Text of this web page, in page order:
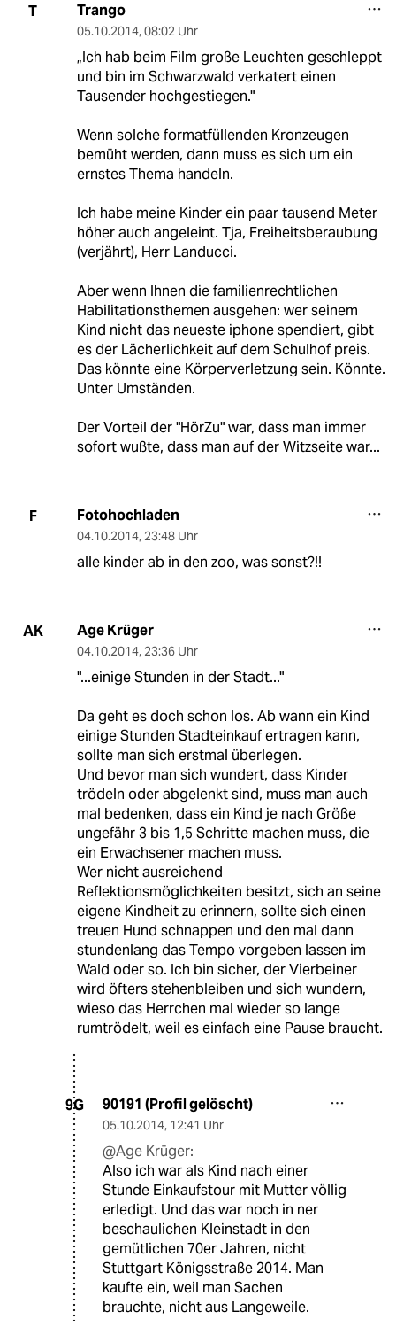
T Trango
05.10.2014, 08:02 Uhr
„Ich hab beim Film große Leuchten geschleppt
und bin im Schwarzwald verkatert einen
Tausender hochgestiegen."
Wenn solche formatfüllenden Kronzeugen
bemüht werden, dann muss es sich um ein
ernstes Thema handeln.
Ich habe meine Kinder ein paar tausend Meter
höher auch angeleint. Tja, Freiheitsberaubung
(verjährt), Herr Landucci.
Aber wenn Ihnen die familienrechtlichen
Habilitationsthemen ausgehen: wer seinem
Kind nicht das neueste iphone spendiert, gibt
es der Lächerlichkeit auf dem Schulhof preis.
Das könnte eine Körperverletzung sein. Könnte.
Unter Umständen.
Der Vorteil der "HörZu" war, dass man immer
sofort wußte, dass man auf der Witzseite war...
F Fotohochladen
04.10.2014, 23:48 Uhr
alle kinder ab in den zoo, was sonst?!!
AK Age Krüger
04.10.2014, 23:36 Uhr
"...einige Stunden in der Stadt..."
Da geht es doch schon los. Ab wann ein Kind
einige Stunden Stadteinkauf ertragen kann,
sollte man sich erstmal überlegen.
Und bevor man sich wundert, dass Kinder
trödeln oder abgelenkt sind, muss man auch
mal bedenken, dass ein Kind je nach Größe
ungefähr 3 bis 1,5 Schritte machen muss, die
ein Erwachsener machen muss.
Wer nicht ausreichend
Reflektionsmöglichkeiten besitzt, sich an seine
eigene Kindheit zu erinnern, sollte sich einen
treuen Hund schnappen und den mal dann
stundenlang das Tempo vorgeben lassen im
Wald oder so. Ich bin sicher, der Vierbeiner
wird öfters stehenbleiben und sich wundern,
wieso das Herrchen mal wieder so lange
rumtrödelt, weil es einfach eine Pause braucht.
9G 90191 (Profil gelöscht)
05.10.2014, 12:41 Uhr
@Age Krüger:
Also ich war als Kind nach einer
Stunde Einkaufstour mit Mutter völlig
erledigt. Und das war noch in ner
beschaulichen Kleinstadt in den
gemütlichen 70er Jahren, nicht
Stuttgart Königsstraße 2014. Man
kaufte ein, weil man Sachen
brauchte, nicht aus Langeweile.